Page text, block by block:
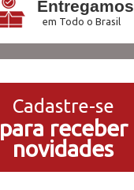
Entregamos
em Todo o Brasil
no Cartão de Crédito
5% de Desconto
no Pagamento PIX
Cadastre-se
para receber
novidades